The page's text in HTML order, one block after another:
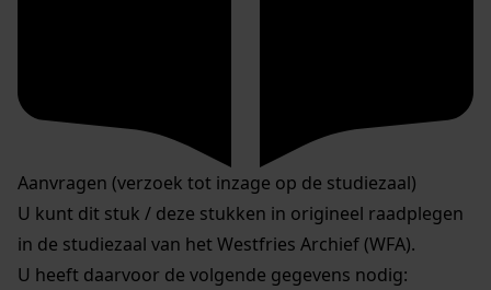
Aanvragen (verzoek tot inzage op de studiezaal)
U kunt dit stuk / deze stukken in origineel raadplegen
in de studiezaal van het Westfries Archief (WFA).
U heeft daarvoor de volgende gegevens nodig: